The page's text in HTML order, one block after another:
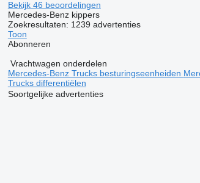
Bekijk 46 beoordelingen
Mercedes-Benz kippers
Zoekresultaten: 1239 advertenties
Toon
Abonneren
Vrachtwagen onderdelen
Mercedes-Benz Trucks besturingseenheiden
Trucks differentiëlen
Soortgelijke advertenties